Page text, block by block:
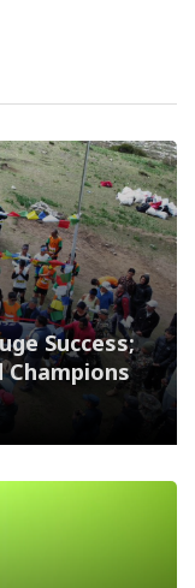
Success;
Champions